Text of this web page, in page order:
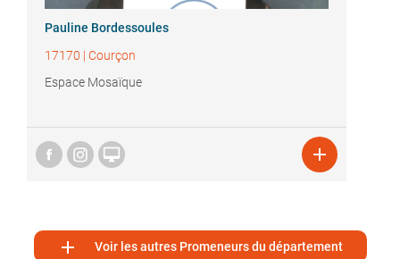
Pauline Bordessoules
17170 | Courçon
Espace Mosaïque
 
 Voir les autres Promeneurs du département